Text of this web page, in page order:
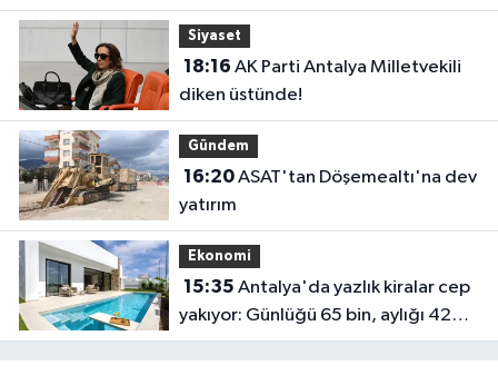
dediysek o”
Siyaset
18:16
diken üstünde!
Gündem
16:20ASAT'tan Döşemealtı'na dev
yatırım
Ekonomi
15:35
yakıyor: Günlüğü 65 bin, aylığı 425
bin!